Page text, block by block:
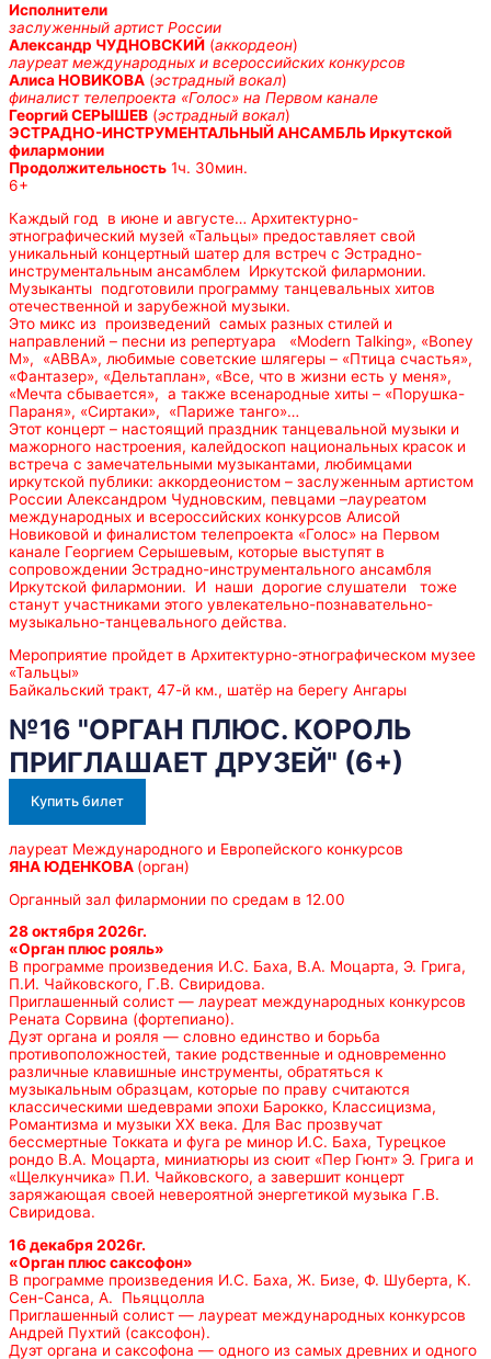
Исполнители
заслуженный артист России
Александр ЧУДНОВСКИЙ (аккордеон)
лауреат международных и всероссийских конкурсов
Алиса НОВИКОВА (эстрадный вокал)
финалист телепроекта «Голос» на Первом канале
Георгий СЕРЫШЕВ (эстрадный вокал)
ЭСТРАДНО-ИНСТРУМЕНТАЛЬНЫЙ АНСАМБЛЬ Иркутской
филармонии
Продолжительность 1ч. 30мин.
6+
Каждый год в июне и августе… Архитектурно-
этнографический музей «Тальцы» предоставляет свой
уникальный концертный шатер для встреч с Эстрадно-
инструментальным ансамблем Иркутской филармонии.
Музыканты подготовили программу танцевальных хитов
отечественной и зарубежной музыки.
Это микс из произведений самых разных стилей и
направлений – песни из репертуара «Modern Talking», «Boney
M», «АВВА», любимые советские шлягеры – «Птица счастья»,
«Фантазер», «Дельтаплан», «Все, что в жизни есть у меня»,
«Мечта сбывается», а также всенародные хиты – «Порушка-
Параня», «Сиртаки», «Париже танго»…
Этот концерт – настоящий праздник танцевальной музыки и
мажорного настроения, калейдоскоп национальных красок и
встреча с замечательными музыкантами, любимцами
иркутской публики: аккордеонистом – заслуженным артистом
России Александром Чудновским, певцами –лауреатом
международных и всероссийских конкурсов Алисой
Новиковой и финалистом телепроекта «Голос» на Первом
канале Георгием Серышевым, которые выступят в
сопровождении Эстрадно-инструментального ансамбля
Иркутской филармонии. И наши дорогие слушатели тоже
станут участниками этого увлекательно-познавательно-
музыкально-танцевального действа.
Мероприятие пройдет в Архитектурно-этнографическом музее
«Тальцы»
Байкальский тракт, 47-й км., шатёр на берегу Ангары
№16 "ОРГАН ПЛЮС. КОРОЛЬ
ПРИГЛАШАЕТ ДРУЗЕЙ" (6+)
Купить билет
лауреат Международного и Европейского конкурсов
ЯНА ЮДЕНКОВА (орган)
Органный зал филармонии по средам в 12.00
28 октября 2026г.
«Орган плюс рояль»
В программе произведения И.С. Баха, В.А. Моцарта, Э. Грига,
П.И. Чайковского, Г.В. Свиридова.
Приглашенный солист — лауреат международных конкурсов
Рената Сорвина (фортепиано).
Дуэт органа и рояля — словно единство и борьба
противоположностей, такие родственные и одновременно
различные клавишные инструменты, обратяться к
музыкальным образцам, которые по праву считаются
классическими шедеврами эпохи Барокко, Классицизма,
Романтизма и музыки ХХ века. Для Вас прозвучат
бессмертные Токката и фуга ре минор И.С. Баха, Турецкое
рондо В.А. Моцарта, миниатюры из сюит «Пер Гюнт» Э. Грига и
«Щелкунчика» П.И. Чайковского, а завершит концерт
заряжающая своей невероятной энергетикой музыка Г.В.
Свиридова.
16 декабря 2026г.
«Орган плюс саксофон»
В программе произведения И.С. Баха, Ж. Бизе, Ф. Шуберта, К.
Сен-Санса, А. Пьяццолла
Приглашенный солист — лауреат международных конкурсов
Андрей Пухтий (саксофон).
Дуэт органа и саксофона — одного из самых древних и одного